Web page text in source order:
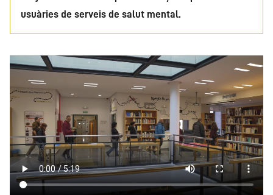
usuàries de serveis de salut mental.
Archivo
de
vídeo